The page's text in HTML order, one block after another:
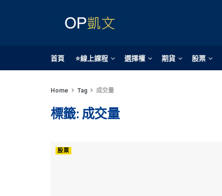
首頁 ⭐線上課程 選擇權 期貨 股票
Home Tag 成交量
標籤: 成交量
股票